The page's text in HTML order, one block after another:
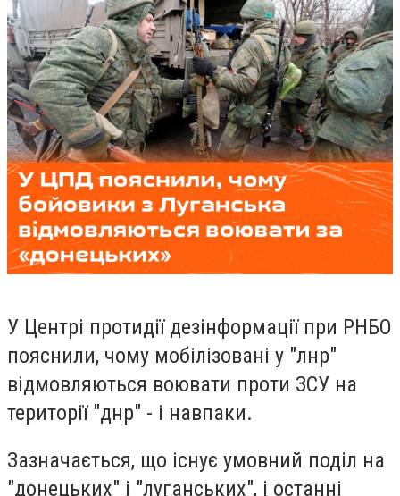
У Центрі протидії дезінформації при РНБО
пояснили, чому мобілізовані у "лнр"
відмовляються воювати проти ЗСУ на
території "днр" - і навпаки.
Зазначається, що існує умовний поділ на
"донецьких" і "луганських", і останні